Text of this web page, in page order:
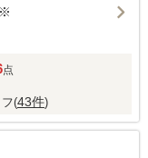
点
(43件)